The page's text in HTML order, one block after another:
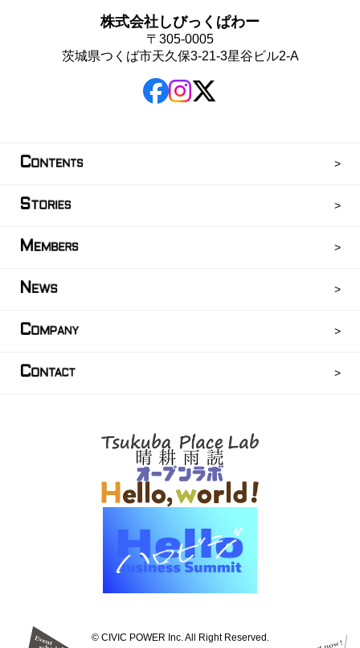
株式会社しびっくぱわー
〒305-0005
茨城県つくば市天久保3-21-3星谷ビル2-A
CONTENTS
STORIES
M EMBERS
N EWS
COMPANY
CONTACT
©︎ CIVIC POWER Inc. All Right Reserved.